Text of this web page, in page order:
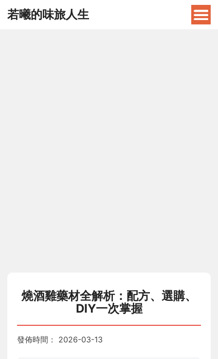
若曦的味旅人生
燒酒雞藥材全解析：配方、選購、
DIY一次掌握
發佈時間： 2026-03-13